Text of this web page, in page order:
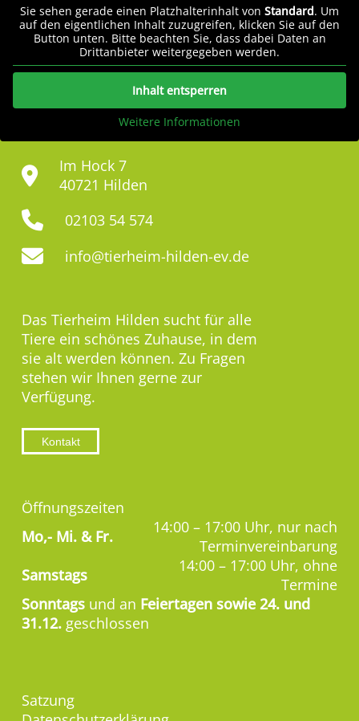
Sie sehen gerade einen Platzhalterinhalt von Standard. Um
auf den eigentlichen Inhalt zuzugreifen, klicken Sie auf den
Button unten. Bitte beachten Sie, dass dabei Daten an
Drittanbieter weitergegeben werden.
Inhalt entsperren
Weitere Informationen
Im Hock 7
40721 Hilden
02103 54 574
info@tierheim-hilden-ev.de
Das Tierheim Hilden sucht für alle
Tiere ein schönes Zuhause, in dem
sie alt werden können. Zu Fragen
stehen wir Ihnen gerne zur
Verfügung.
Kontakt
Öffnungszeiten
Mo,- Mi. & Fr.
14:00 – 17:00 Uhr, nur nach
Terminvereinbarung
Samstags
14:00 – 17:00 Uhr, ohne
Termine
Sonntags und an Feiertagen sowie 24. und
31.12. geschlossen
Satzung